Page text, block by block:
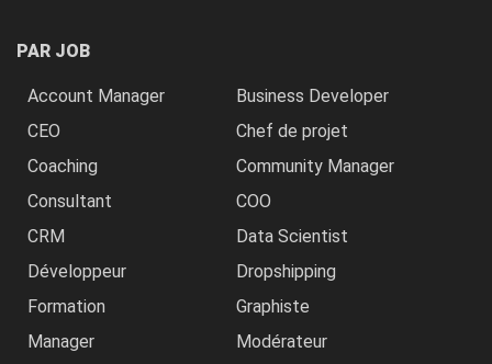
PAR JOB
Account Manager
Business Developer
CEO
Chef de projet
Coaching
Community Manager
Consultant
COO
CRM
Data Scientist
Développeur
Dropshipping
Formation
Graphiste
Manager
Modérateur